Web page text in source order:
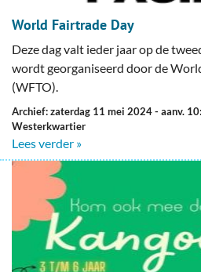
World Fairtrade Day
Deze dag valt ieder jaar op de
wordt georganiseerd door de
(WFTO).
Archief: zaterdag 11 mei 2024- aanv.
Westerkwartier
Lees verder »